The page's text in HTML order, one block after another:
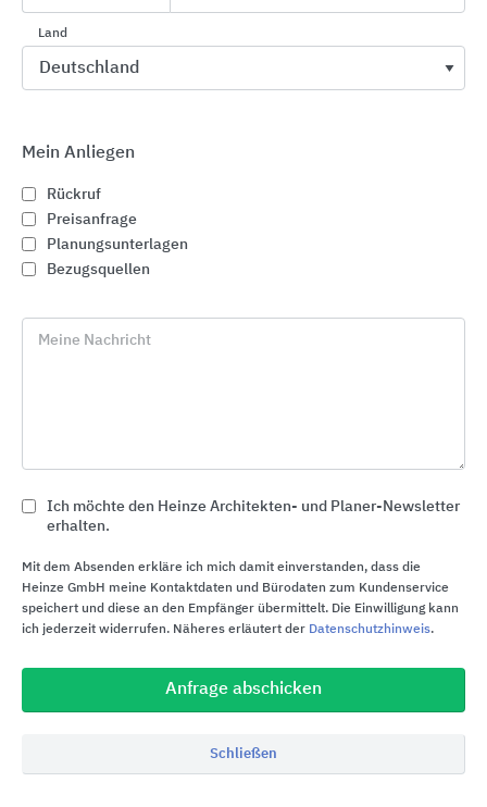
Projektplanung
Visionen werden Wirklichkeit mit
Download von Systemen in Revit
Intuitives Modellieren durch automatisch
und manuell platzierbare Formteile
BIM-Bibliothek mit allen Formteilen zum
direkten Download in verschiedenen
Planungsanforderungen in komplette
Schnell und einfach passende Produkte
finde
Global-Account-Management: Koordination
internationaler Projekte und technische
Abstimmung zwischen Projekteignern,
Land
Mein Anliegen
Rückruf
Preisanfrage
Planungsunterlagen
Bezugsquellen
Meine Nachricht
Ich möchte den Heinze Architekten- und Planer-Newsletter
erhalten.
Mit dem Absenden erkläre ich mich damit einverstanden, dass die
Heinze GmbH meine Kontaktdaten und Bürodaten zum Kundenservice
speichert und diese an den Empfänger übermittelt. Die Einwilligung kann
ich jederzeit widerrufen. Näheres erläutert der Datenschutzhinweis.
Anfrage abschicken
Schließen